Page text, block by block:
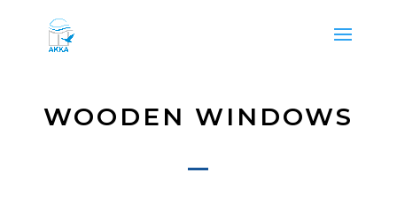
WOODEN WINDOWS